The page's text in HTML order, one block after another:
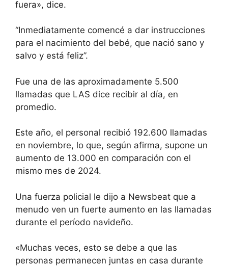
fuera», dice.
“Inmediatamente comencé a dar instrucciones
para el nacimiento del bebé, que nació sano y
salvo y está feliz”.
Fue una de las aproximadamente 5.500
llamadas que LAS dice recibir al día, en
promedio.
Este año, el personal recibió 192.600 llamadas
en noviembre, lo que, según afirma, supone un
aumento de 13.000 en comparación con el
mismo mes de 2024.
Una fuerza policial le dijo a Newsbeat que a
menudo ven un fuerte aumento en las llamadas
durante el período navideño.
«Muchas veces, esto se debe a que las
personas permanecen juntas en casa durante